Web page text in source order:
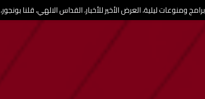
برامج ومنوعات ليلية، العرض الأخير للأخبار، القداس الالهي، قلنا بونجور، RLL Morning